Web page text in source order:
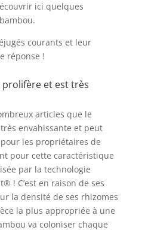
ici quelques
courants et leur
réponse !
prolifère et est très
articles que le
envahissante et peut
les propriétaires de
pour cette caractéristique
par la technologie
! C’est en raison de ses
la densité de ses rhizomes
la plus appropriée à une
va coloniser chaque